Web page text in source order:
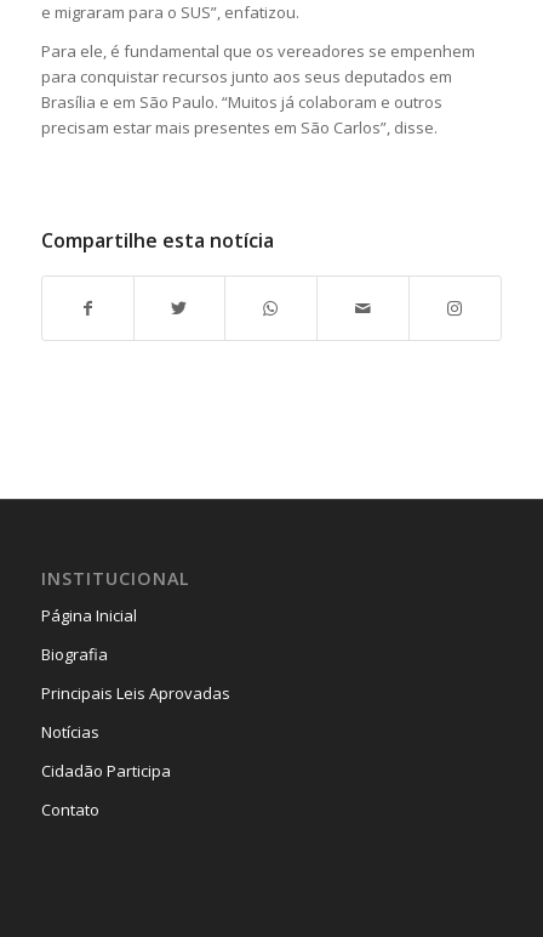
e migraram para o SUS”, enfatizou.
Para ele, é fundamental que os vereadores se empenhem
para conquistar recursos junto aos seus deputados em
Brasília e em São Paulo. “Muitos já colaboram e outros
precisam estar mais presentes em São Carlos”, disse.
Compartilhe esta notícia
INSTITUCIONAL
Página Inicial
Biografia
Principais Leis Aprovadas
Notícias
Cidadão Participa
Contato